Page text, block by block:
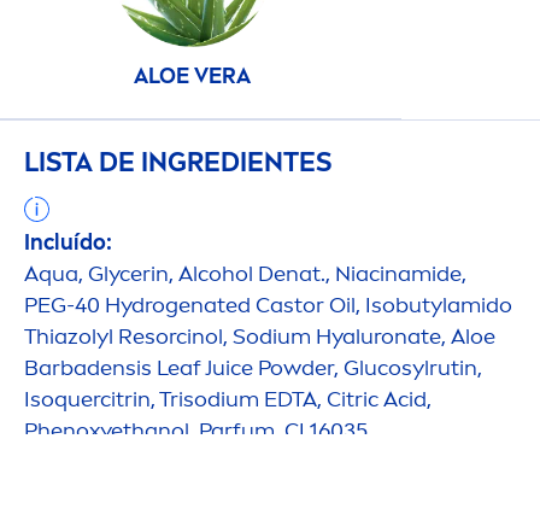
ALOE VERA
LISTA DE INGREDIENTES
Incluído:
Aqua, Glycerin, Alcohol Denat., Niacinamide,
PEG-40 Hydrogenated Castor Oil, Isobutylamido
Thiazolyl Resorcinol, Sodium Hyaluronate, Aloe
Barbadensis Leaf Juice Powder, Glucosylrutin,
Isoquercitrin, Trisodium EDTA, Citric Acid,
Phenoxyethanol, Parfum, CI 16035